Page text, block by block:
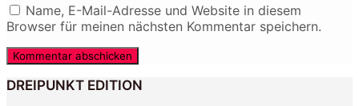
Name, E-Mail-Adresse und Website in diesem
Browser für meinen nächsten Kommentar speichern.
DREIPUNKT EDITION